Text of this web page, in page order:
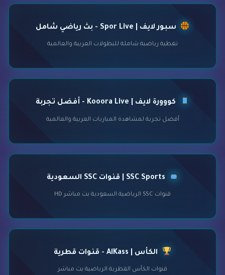
سبور لايف | Spor Live - بث رياضي شامل
تغطية رياضية شاملة للبطولات العربية والعالمية
كووورة لايف | Kooora Live - أفضل تجربة
أفضل تجربة لمشاهدة المباريات العربية والعالمية
قنوات SSC الرياضية السعودية بث مباشر HD
الكأس | AlKass - قنوات قطرية
قنوات الكأس القطرية الرياضية بث مباشر